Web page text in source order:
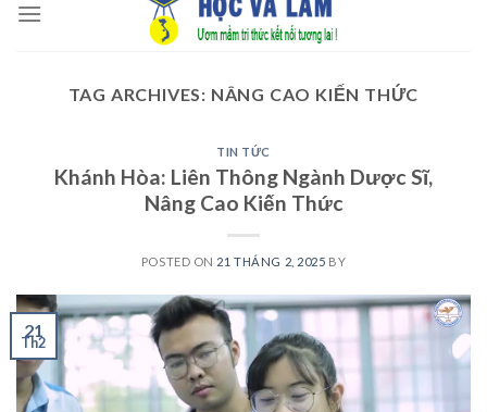
TAG ARCHIVES: NÂNG CAO KIẾN THỨC
TIN TỨC
Khánh Hòa: Liên Thông Ngành Dược Sĩ,
Nâng Cao Kiến Thức
POSTED ON 21 THÁNG 2, 2025 BY
21
Th2